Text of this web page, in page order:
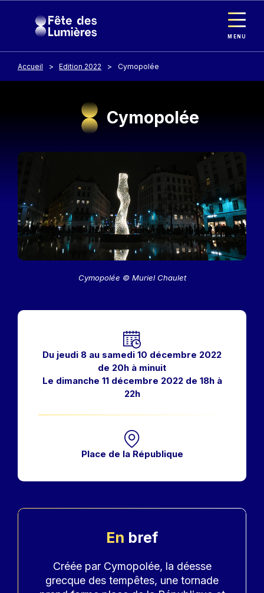
MENU
Accueil Edition 2022 Cymopolée
Cymopolée
Image
Cymopolée © Muriel Chaulet
Du jeudi 8 au samedi 10 décembre 2022
de 20h à minuit
Le dimanche 11 décembre 2022 de 18h à
22h
Place de la République
En bref
Accroche
Créée par Cymopolée, la déesse
grecque des tempêtes, une tornade